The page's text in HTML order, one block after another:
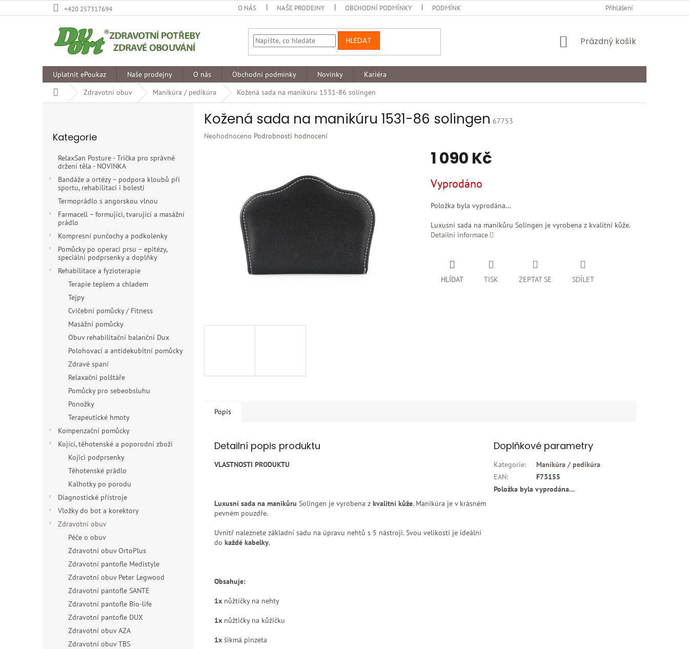
na
+420 257317694 O NÁS NAŠE PRODEJNY OBCHODNÍ PODMÍNKY PODMÍNKY OCHRANY OSOBNÍCH ÚDAJŮ ODSTOUPENÍ OD
Přihlášení
HLEDAT
NÁKUPNÍ
Prázdný košík
Uplatnit ePoukaz Naše prodejny O nás Obchodní podmínky Novinky
Kariéra
Domů Zdravotní obuv Manikúra / pedikúra Kožená sada na manikúru 1531-86 solingen
kategorie
Kategorie
RelaxSan Posture - Trička pro správné
držení těla - NOVINKA
Bandáže a ortézy – podpora kloubů při
sportu, rehabilitaci i bolesti
Termoprádlo s angorskou vlnou
Farmacell – formující, tvarující a masážní
prádlo
Kompresní punčochy a podkolenky
Pomůcky po operaci prsu – epitézy,
speciální podprsenky a doplňky
Rehabilitace a fyzioterapie
Terapie teplem a chladem
Tejpy
Cvičební pomůcky / Fitness
Masážní pomůcky
Obuv rehabilitační balanční Dux
Polohovací a antidekubitní pomůcky
Zdravé spaní
Relaxační polštáře
Pomůcky pro sebeobsluhu
Ponožky
Terapeutické hmoty
Kompenzační pomůcky
Kojící, těhotenské a poporodní zboží
Kojici podprsenky
Těhotenské prádlo
Kalhotky po porodu
Diagnostické přístroje
Vložky do bot a korektory
Zdravotní obuv
Péče o obuv
Zdravotní obuv OrtoPlus
Zdravotní pantofle Medistyle
Zdravotní obuv Peter Legwood
Zdravotní pantofle SANTE
Zdravotní pantofle Bio-life
Zdravotní pantofle DUX
Zdravotní obuv AZA
Zdravotní obuv TBS
Kožená sada na manikúru 1531-86 solingen 67753
Průměrné
Neohodnoceno Podrobnosti hodnocení
1 090 Kč
cena:
Vyprodáno
Položka byla vyprodána…
Luxusní sada na manikůru Solingen je vyrobena z kvalitní kůže.
Detailní informace
TISK ZEPTAT SE
HLÍDAT SDÍLET
Popis
Detailní popis produktu
VLASTNOSTI PRODUKTU
Luxusní sada na manikůru Solingen je vyrobena z kvalitní kůže. Manikúra je v krásném
pevném pouzdře.
Uvnitř naleznete základní sadu na úpravu nehtů s 5 nástroji. Svou velikostí je ideální
do každé kabelky.
Obsahuje:
1x nůžtičky na nehty
1x nůžtičky na kůžičku
1x šikmá pinzeta
Doplňkové parametry
Kategorie:
Manikúra / pedikúra
EAN:
F73155
Položka byla vyprodána…